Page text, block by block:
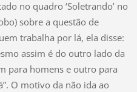
no quadro ‘Soletrando’ no
sobre a questão de
trabalha por lá, ela disse:
assim é do outro lado da
para homens e outro para
O motivo da não ida ao